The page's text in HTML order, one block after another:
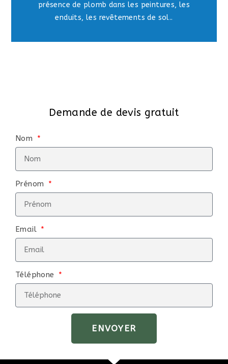
présence de plomb dans les peintures, les
enduits, les revêtements de sol..
Demande de devis gratuit
Nom
Prénom
Email
Téléphone
ENVOYER